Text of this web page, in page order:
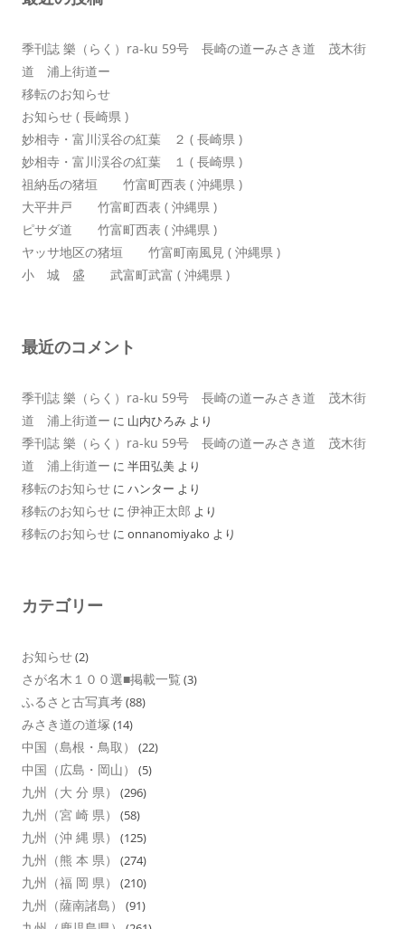
季刊誌 樂（らく）ra-ku 59号 長崎の道ーみさき道 茂木街
道 浦上街道ー
移転のお知らせ
お知らせ ( 長崎県 )
妙相寺・富川渓谷の紅葉 ２ ( 長崎県 )
妙相寺・富川渓谷の紅葉 １ ( 長崎県 )
祖納岳の猪垣 竹富町西表 ( 沖縄県 )
大平井戸 竹富町西表 ( 沖縄県 )
ピサダ道 竹富町西表 ( 沖縄県 )
ヤッサ地区の猪垣 竹富町南風見 ( 沖縄県 )
小 城 盛 武富町武富 ( 沖縄県 )
最近のコメント
季刊誌 樂（らく）ra-ku 59号 長崎の道ーみさき道 茂木街
道 浦上街道ー に 山内ひろみ より
季刊誌 樂（らく）ra-ku 59号 長崎の道ーみさき道 茂木街
道 浦上街道ー に 半田弘美 より
移転のお知らせ に ハンター より
移転のお知らせ に 伊神正太郎 より
移転のお知らせ に onnanomiyako より
カテゴリー
お知らせ(2)
さが名木１００選■掲載一覧 (3)
ふるさと古写真考(88)
みさき道の道塚 (14)
中国（島根・鳥取） (22)
中国（広島・岡山） (5)
九州（大 分 県） (296)
九州（宮 崎 県） (58)
九州（沖 縄 県） (125)
九州（熊 本 県） (274)
九州（福 岡 県） (210)
九州（薩南諸島） (91)